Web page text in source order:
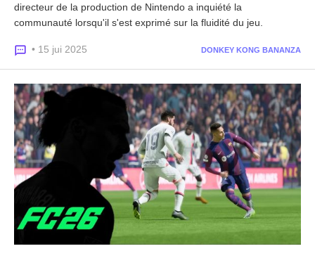
directeur de la production de Nintendo a inquiété la
communauté lorsqu'il s'est exprimé sur la fluidité du jeu.
• 15 jui 2025 DONKEY KONG BANANZA